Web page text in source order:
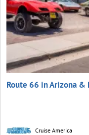
Route 66 in Arizona
Cruise America